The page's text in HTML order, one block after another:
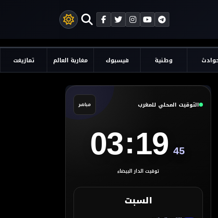
وطنية فيسبوك مغاربة العالم تمازيغت
التوقيت المحلي للمغرب مباشر
03:19 46
توقيت الدار البيضاء
السبت